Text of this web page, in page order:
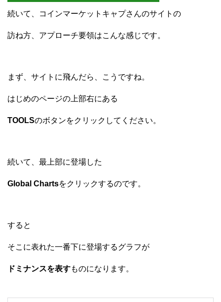
続いて、コインマーケットキャプさんのサイトの
訪ね方、アプローチ要領はこんな感じです。
まず、サイトに飛んだら、こうですね。
はじめのページの上部右にある
TOOLSのボタンをクリックしてください。
続いて、最上部に登場した
Global Chartsをクリックするのです。
すると
そこに表れた一番下に登場するグラフが
ドミナンスを表すものになります。